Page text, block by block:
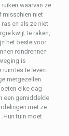
waarvan ze
misschien niet
en als ze niet
kwijt te raken,
het beste voor
rondrennen
is
te leven.
metgezellen
elke dag
een gemiddelde
met ze
Hun tuin moet